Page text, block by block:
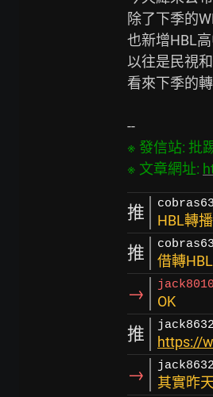
除了下季的
也新增HBL
以往是民視
看來下季的
※ 發信站: 批
※ 文章網址:
推 HBL轉
推 借轉
→ OK
推 https://
→ 其實昨